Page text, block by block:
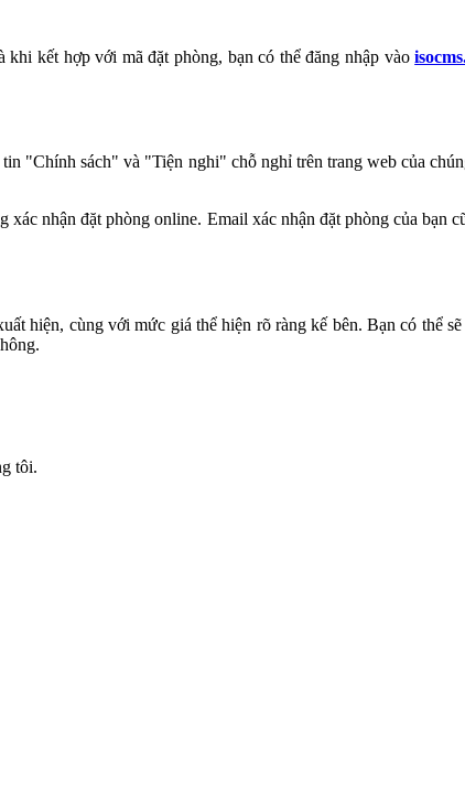
khi kết hợp với mã đặt phòng, bạn có thể đăng nhập vào
"Chính sách" và "Tiện nghi" chỗ nghỉ trên trang web của
nhận đặt phòng online. Email xác nhận đặt phòng của bạn
hiện, cùng với mức giá thể hiện rõ ràng kế bên. Bạn có thể
tôi.